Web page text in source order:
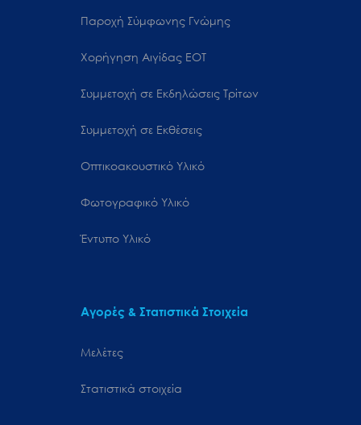
Παροχή Σύμφωνης Γνώμης
Χορήγηση Αιγίδας ΕΟΤ
Συμμετοχή σε Εκδηλώσεις Τρίτων
Συμμετοχή σε Εκθέσεις
Οπτικοακουστικό Υλικό
Φωτογραφικό Υλικό
Έντυπο Υλικό
Αγορές & Στατιστικά Στοιχεία
Μελέτες
Στατιστικά στοιχεία